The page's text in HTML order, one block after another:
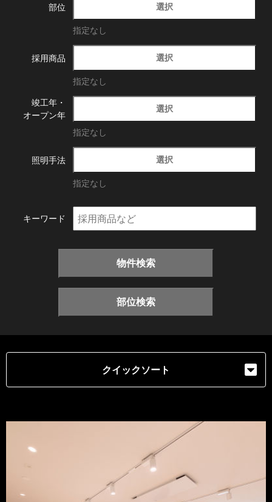
部位 選択
指定なし
採用商品 選択
指定なし
竣工年・
オープン年
選択
指定なし
照明手法 選択
指定なし
キーワード
物件検索
部位検索
クイックソート